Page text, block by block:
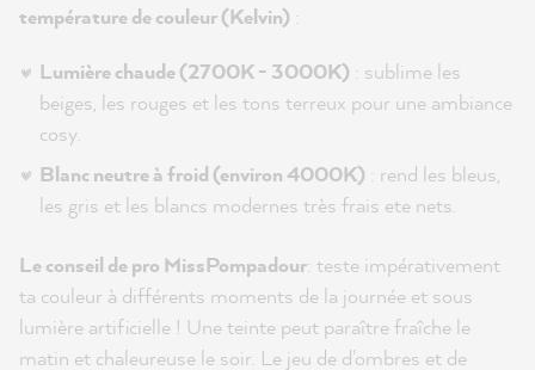
température de couleur (Kelvin) :
Lumière chaude (2700K - 3000K) : sublime les
beiges, les rouges et les tons terreux pour une ambiance
cosy.
Blanc neutre à froid (environ 4000K) : rend les bleus,
les gris et les blancs modernes très frais ete nets.
Le conseil de pro MissPompadour: teste impérativement
ta couleur à différents moments de la journée et sous
lumière artificielle ! Une teinte peut paraître fraîche le
matin et chaleureuse le soir. Le jeu de d'ombres et de